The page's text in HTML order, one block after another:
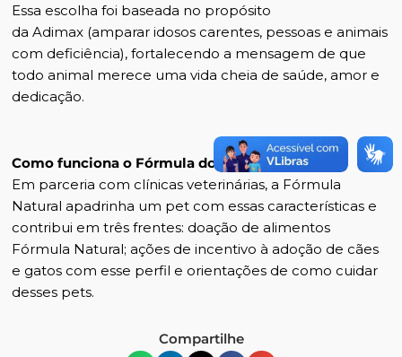
Essa escolha foi baseada no propósito
da Adimax (amparar idosos carentes, pessoas e animais
com deficiência), fortalecendo a mensagem de que
todo animal merece uma vida cheia de saúde, amor e
dedicação.
Como funciona o Fórmula do Bem?
Em parceria com clínicas veterinárias, a Fórmula
Natural apadrinha um pet com essas características e
contribui em três frentes: doação de alimentos
Fórmula Natural; ações de incentivo à adoção de cães
e gatos com esse perfil e orientações de como cuidar
desses pets.
Compartilhe